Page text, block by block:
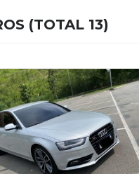
(TOTAL 13)